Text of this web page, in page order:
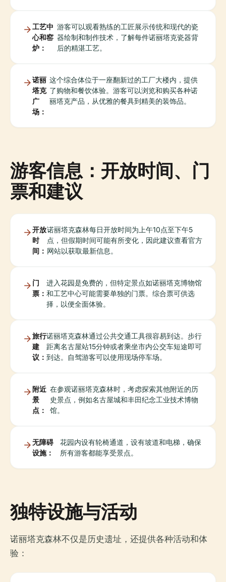
工艺中
心和窑
炉：
游客可以观看熟练的工匠展示传统和现代的瓷
器绘制和制作技术，了解每件诺丽塔克瓷器背
后的精湛工艺。
诺丽
塔克
广
场：
这个综合体位于一座翻新过的工厂大楼内，提供
了购物和餐饮体验。游客可以浏览和购买各种诺
丽塔克产品，从优雅的餐具到精美的装饰品。
游客信息：开放时间、门
票和建议
开放
时
间：
诺丽塔克森林每日开放时间为上午10点至下午5
点，但假期时间可能有所变化，因此建议查看官方
网站以获取最新信息。
门
票：
进入花园是免费的，但特定景点如诺丽塔克博物馆
和工艺中心可能需要单独的门票。综合票可供选
择，以便全面体验。
旅行
建
议：
诺丽塔克森林通过公共交通工具很容易到达。步行
距离名古屋站15分钟或者乘坐市内公交车短途即可
到达。自驾游客可以使用现场停车场。
附近
景
点：
在参观诺丽塔克森林时，考虑探索其他附近的历
史景点，例如名古屋城和丰田纪念工业技术博物
馆。
无障碍
设施：
花园内设有轮椅通道，设有坡道和电梯，确保
所有游客都能享受景点。
独特设施与活动
诺丽塔克森林不仅是历史遗址，还提供各种活动和体
验：